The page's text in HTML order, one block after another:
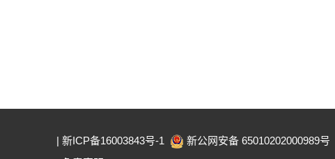
| 新ICP备16003843号-1
新公网安备 65010202000989号